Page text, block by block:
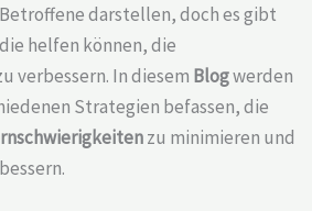
darstellen, doch es gibt
helfen können, die
verbessern. In diesem Blogwerden
Strategien befassen, die
zu minimieren und